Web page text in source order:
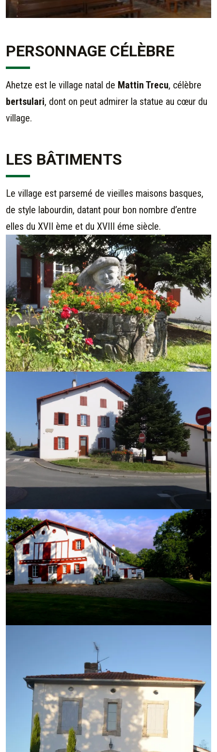
PERSONNAGE CÉLÈBRE
Ahetze est le village natal de Mattin Trecu, célèbre
bertsulari, dont on peut admirer la statue au cœur du
village.
LES BÂTIMENTS
Le village est parsemé de vieilles maisons basques,
de style labourdin, datant pour bon nombre d’entre
elles du XVII ème et du XVIII éme siècle.